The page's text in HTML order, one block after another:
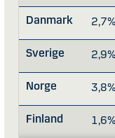
Danmark 2,7%
Sverige 2,9%
Norge 3,8%
Finland 1,6%